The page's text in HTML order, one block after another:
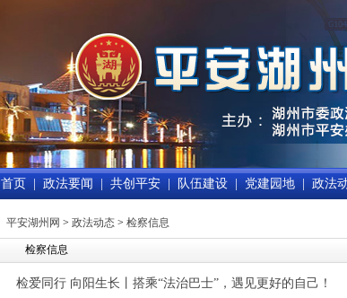
首页 政法要闻 共创平安 队伍建设 党建园地 政法
平安湖州网 > 政法动态 > 检察信息
检察信息
检爱同行 向阳生长丨搭乘“法治巴士”，遇见更好的自己！